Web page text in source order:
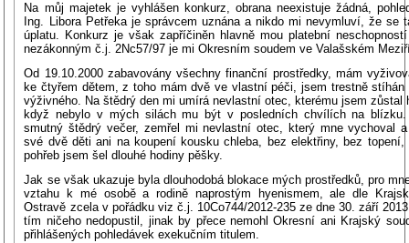
Na můj majetek je vyhlášen konkurz, obrana neexistuje žádná,
Ing. Libora Petřeka je správcem uznána a nikdo mi nevymluví, že se
úplatu. Konkurz je však zapříčiněn hlavně mou platební
nezákonným č.j. 2Nc57/97 je mi Okresním soudem ve Valašském
Od 19.10.2000 zabavovány všechny finanční prostředky, mám
ke čtyřem dětem, z toho mám dvě ve vlastní péči, jsem trestně stíhán
výživného. Na štědrý den mi umírá nevlastní otec, kterému jsem zůstal
když nebylo v mých silách mu být v posledních chvílích na
smutný štědrý večer, zemřel mi nevlastní otec, který mne vychoval
své dvě děti ani na koupení kousku chleba, bez elektřiny, bez topení,
pohřeb jsem šel dlouhé hodiny pěšky.
Jak se však ukazuje byla dlouhodobá blokace mých prostředků, pro
vztahu k mé osobě a rodině naprostým hyenismem, ale dle
Ostravě zcela v pořádku viz č.j. 10Co744/2012-235 ze dne 30. září
tím ničeho nedopustil, jinak by přece nemohl Okresní ani Krajský
přihlášených pohledávek exekučním titulem.